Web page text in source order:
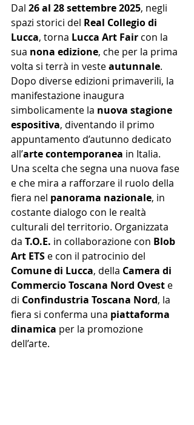
Dal 26 al 28 settembre 2025, negli
spazi storici del Real Collegio di
Lucca, torna Lucca Art Fair con la
sua nona edizione, che per la prima
volta si terrà in veste autunnale.
Dopo diverse edizioni primaverili, la
manifestazione inaugura
simbolicamente la nuova stagione
espositiva, diventando il primo
appuntamento d’autunno dedicato
all’arte contemporanea in Italia.
Una scelta che segna una nuova fase
e che mira a rafforzare il ruolo della
fiera nel panorama nazionale, in
costante dialogo con le realtà
culturali del territorio. Organizzata
da T.O.E. in collaborazione con Blob
Art ETS e con il patrocinio del
Comune di Lucca, della Camera di
Commercio Toscana Nord Ovest e
di Confindustria Toscana Nord, la
fiera si conferma una piattaforma
dinamica per la promozione
dell’arte.